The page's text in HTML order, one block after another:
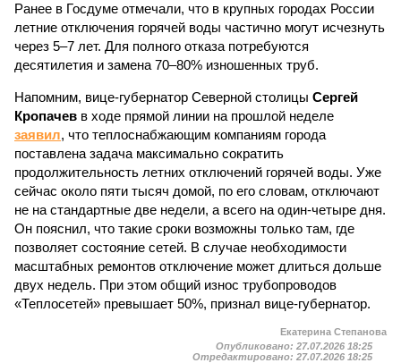
Ранее в Госдуме отмечали, что в крупных городах России
летние отключения горячей воды частично могут исчезнуть
через 5–7 лет. Для полного отказа потребуются
десятилетия и замена 70–80% изношенных труб.
Напомним, вице-губернатор Северной столицы Сергей
Кропачев в ходе прямой линии на прошлой неделе
заявил, что теплоснабжающим компаниям города
поставлена задача максимально сократить
продолжительность летних отключений горячей воды. Уже
сейчас около пяти тысяч домой, по его словам, отключают
не на стандартные две недели, а всего на один-четыре дня.
Он пояснил, что такие сроки возможны только там, где
позволяет состояние сетей. В случае необходимости
масштабных ремонтов отключение может длиться дольше
двух недель. При этом общий износ трубопроводов
«Теплосетей» превышает 50%, признал вице-губернатор.
Екатерина Степанова
Опубликовано: 27.07.2026 18:25
Отредактировано: 27.07.2026 18:25